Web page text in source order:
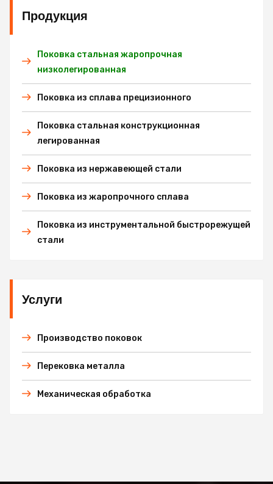
Продукция
Поковка стальная жаропрочная
низколегированная
Поковка из сплава прецизионного
Поковка стальная конструкционная
легированная
Поковка из нержавеющей стали
Поковка из жаропрочного сплава
Поковка из инструментальной быстрорежущей
стали
Услуги
Производство поковок
Перековка металла
Механическая обработка